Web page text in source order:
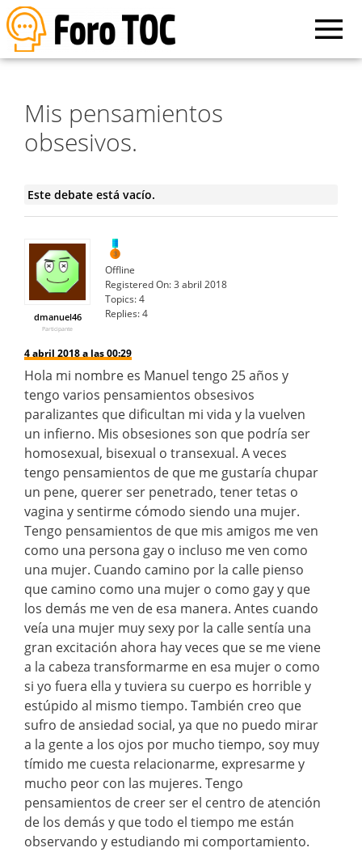
Mis pensamientos
obsesivos.
Este debate está vacío.
dmanuel46
Participante
Offline
Registered On:3 abril 2018
Topics:4
Replies:4
4 abril 2018 a las 00:29
Hola mi nombre es Manuel tengo 25 años y
tengo varios pensamientos obsesivos
paralizantes que dificultan mi vida y la vuelven
un infierno. Mis obsesiones son que podría ser
homosexual, bisexual o transexual. A veces
tengo pensamientos de que me gustaría chupar
un pene, querer ser penetrado, tener tetas o
vagina y sentirme cómodo siendo una mujer.
Tengo pensamientos de que mis amigos me ven
como una persona gay o incluso me ven como
una mujer. Cuando camino por la calle pienso
que camino como una mujer o como gay y que
los demás me ven de esa manera. Antes cuando
veía una mujer muy sexy por la calle sentía una
gran excitación ahora hay veces que se me viene
a la cabeza transformarme en esa mujer o como
si yo fuera ella y tuviera su cuerpo es horrible y
estúpido al mismo tiempo. También creo que
sufro de ansiedad social, ya que no puedo mirar
a la gente a los ojos por mucho tiempo, soy muy
tímido me cuesta relacionarme, expresarme y
mucho peor con las mujeres. Tengo
pensamientos de creer ser el centro de atención
de los demás y que todo el tiempo me están
observando y estudiando mi comportamiento.